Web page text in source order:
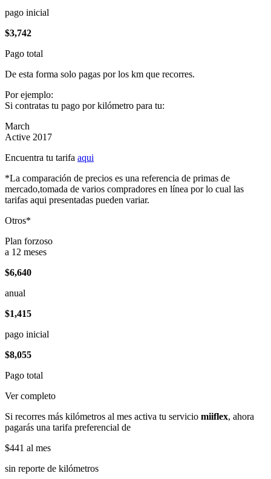
pago inicial
$3,742
Pago total
De esta forma solo pagas por los km que recorres.
Por ejemplo:
Si contratas tu pago por kilómetro para tu:
March
Active 2017
Encuentra tu tarifa aqui
*La comparación de precios es una referencia de primas de
mercado,tomada de varios compradores en línea por lo cual las
tarifas aqui presentadas pueden variar.
Otros*
Plan forzoso
a 12 meses
$6,640
anual
$1,415
pago inicial
$8,055
Pago total
Ver completo
Si recorres más kilómetros al mes activa tu servicio miiflex, ahora
pagarás una tarifa preferencial de
$441 al mes
sin reporte de kilómetros